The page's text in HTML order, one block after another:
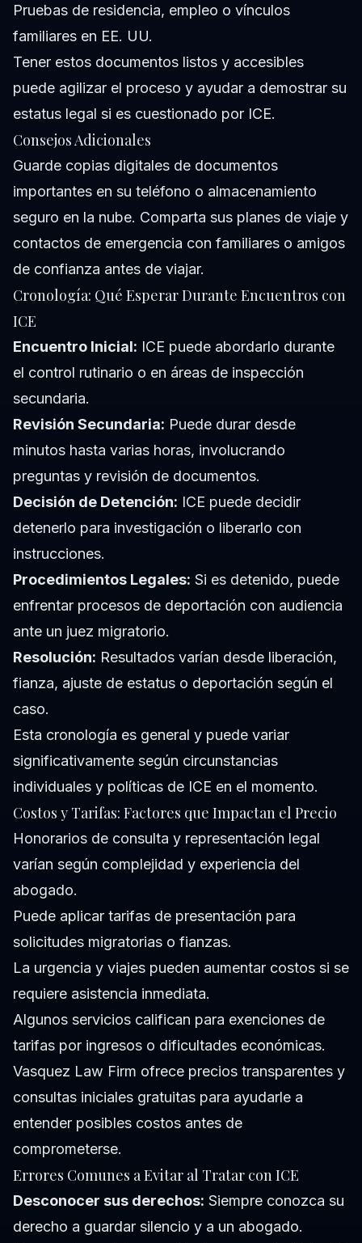
Pruebas de residencia, empleo o vínculos
familiares en EE. UU.
Tener estos documentos listos y accesibles
puede agilizar el proceso y ayudar a demostrar su
estatus legal si es cuestionado por ICE.
Consejos Adicionales
Guarde copias digitales de documentos
importantes en su teléfono o almacenamiento
seguro en la nube. Comparta sus planes de viaje y
contactos de emergencia con familiares o amigos
de confianza antes de viajar.
Cronología: Qué Esperar Durante Encuentros con
ICE
Encuentro Inicial: ICE puede abordarlo durante
el control rutinario o en áreas de inspección
secundaria.
Revisión Secundaria: Puede durar desde
minutos hasta varias horas, involucrando
preguntas y revisión de documentos.
Decisión de Detención: ICE puede decidir
detenerlo para investigación o liberarlo con
instrucciones.
Procedimientos Legales: Si es detenido, puede
enfrentar procesos de deportación con audiencia
ante un juez migratorio.
Resolución: Resultados varían desde liberación,
fianza, ajuste de estatus o deportación según el
caso.
Esta cronología es general y puede variar
significativamente según circunstancias
individuales y políticas de ICE en el momento.
Costos y Tarifas: Factores que Impactan el Precio
Honorarios de consulta y representación legal
varían según complejidad y experiencia del
abogado.
Puede aplicar tarifas de presentación para
solicitudes migratorias o fianzas.
La urgencia y viajes pueden aumentar costos si se
requiere asistencia inmediata.
Algunos servicios califican para exenciones de
tarifas por ingresos o dificultades económicas.
Vasquez Law Firm ofrece precios transparentes y
consultas iniciales gratuitas para ayudarle a
entender posibles costos antes de
comprometerse.
Errores Comunes a Evitar al Tratar con ICE
Desconocer sus derechos: Siempre conozca su
derecho a guardar silencio y a un abogado.